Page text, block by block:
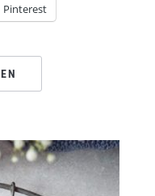
Pinterest